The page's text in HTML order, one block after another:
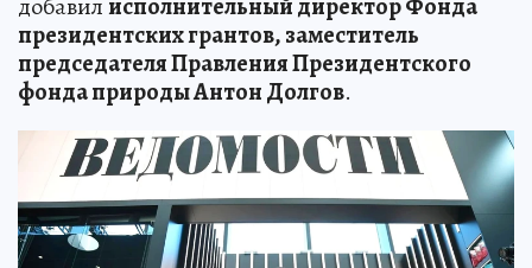
добавилисполнительный директор Фонда
президентских грантов, заместитель
председателя Правления Президентского
фонда природы Антон Долгов.